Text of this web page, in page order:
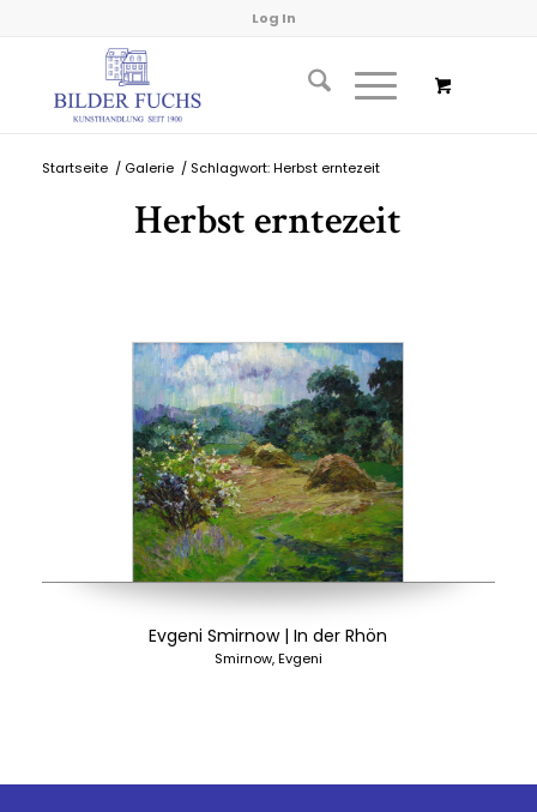
Log In
Startseite / Galerie / Schlagwort: Herbst erntezeit
Herbst erntezeit
Evgeni Smirnow | In der Rhön
Smirnow, Evgeni